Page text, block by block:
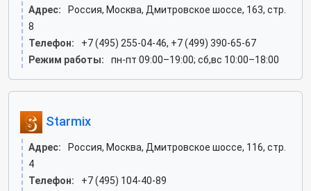
Адрес:
Россия, Москва, Дмитровское шоссе, 163, стр.
8
Телефон:
+7 (495) 255-04-46, +7 (499) 390-65-67
Режим работы:
пн-пт 09:00–19:00; сб,вс 10:00–18:00
Starmix
Адрес:
Россия, Москва, Дмитровское шоссе, 116, стр.
4
Телефон:
+7 (495) 104-40-89